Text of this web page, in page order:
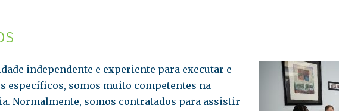
independente e experiente para executar e
específicos, somos muito competentes na
Normalmente, somos contratados para assistir